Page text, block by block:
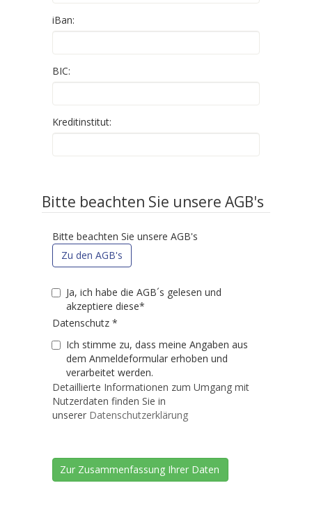
iBan:
BIC:
Kreditinstitut:
Bitte beachten Sie unsere AGB's
Bitte beachten Sie unsere AGB's
Zu den AGB's
Ja, ich habe die AGB´s gelesen und
akzeptiere diese*
Datenschutz *
Ich stimme zu, dass meine Angaben aus
dem Anmeldeformular erhoben und
verarbeitet werden.
Detaillierte Informationen zum Umgang mit
Nutzerdaten finden Sie in
unserer Datenschutzerklärung